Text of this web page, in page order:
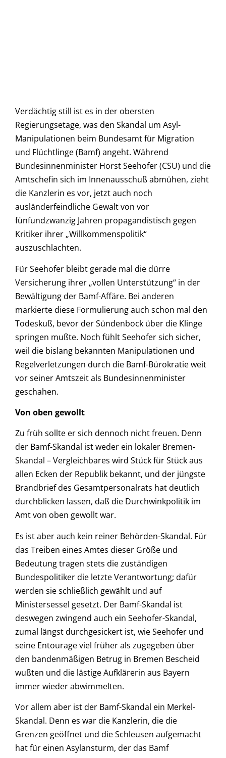
Verdächtig still ist es in der obersten
Regierungsetage, was den Skandal um Asyl-
Manipulationen beim Bundesamt für Migration
und Flüchtlinge (Bamf) angeht. Während
Bundesinnenminister Horst Seehofer (CSU) und die
Amtschefin sich im Innenausschuß abmühen, zieht
die Kanzlerin es vor, jetzt auch noch
ausländerfeindliche Gewalt von vor
fünfundzwanzig Jahren propagandistisch gegen
Kritiker ihrer „Willkommenspolitik“
auszuschlachten.
Für Seehofer bleibt gerade mal die dürre
Versicherung ihrer „vollen Unterstützung“ in der
Bewältigung der Bamf-Affäre. Bei anderen
markierte diese Formulierung auch schon mal den
Todeskuß, bevor der Sündenbock über die Klinge
springen mußte. Noch fühlt Seehofer sich sicher,
weil die bislang bekannten Manipulationen und
Regelverletzungen durch die Bamf-Bürokratie weit
vor seiner Amtszeit als Bundesinnenminister
geschahen.
Von oben gewollt
Zu früh sollte er sich dennoch nicht freuen. Denn
der Bamf-Skandal ist weder ein lokaler Bremen-
Skandal – Vergleichbares wird Stück für Stück aus
allen Ecken der Republik bekannt, und der jüngste
Brandbrief des Gesamtpersonalrats hat deutlich
durchblicken lassen, daß die Durchwinkpolitik im
Amt von oben gewollt war.
Es ist aber auch kein reiner Behörden-Skandal. Für
das Treiben eines Amtes dieser Größe und
Bedeutung tragen stets die zuständigen
Bundespolitiker die letzte Verantwortung; dafür
werden sie schließlich gewählt und auf
Ministersessel gesetzt. Der Bamf-Skandal ist
deswegen zwingend auch ein Seehofer-Skandal,
zumal längst durchgesickert ist, wie Seehofer und
seine Entourage viel früher als zugegeben über
den bandenmäßigen Betrug in Bremen Bescheid
wußten und die lästige Aufklärerin aus Bayern
immer wieder abwimmelten.
Vor allem aber ist der Bamf-Skandal ein Merkel-
Skandal. Denn es war die Kanzlerin, die die
Grenzen geöffnet und die Schleusen aufgemacht
hat für einen Asylansturm, der das Bamf